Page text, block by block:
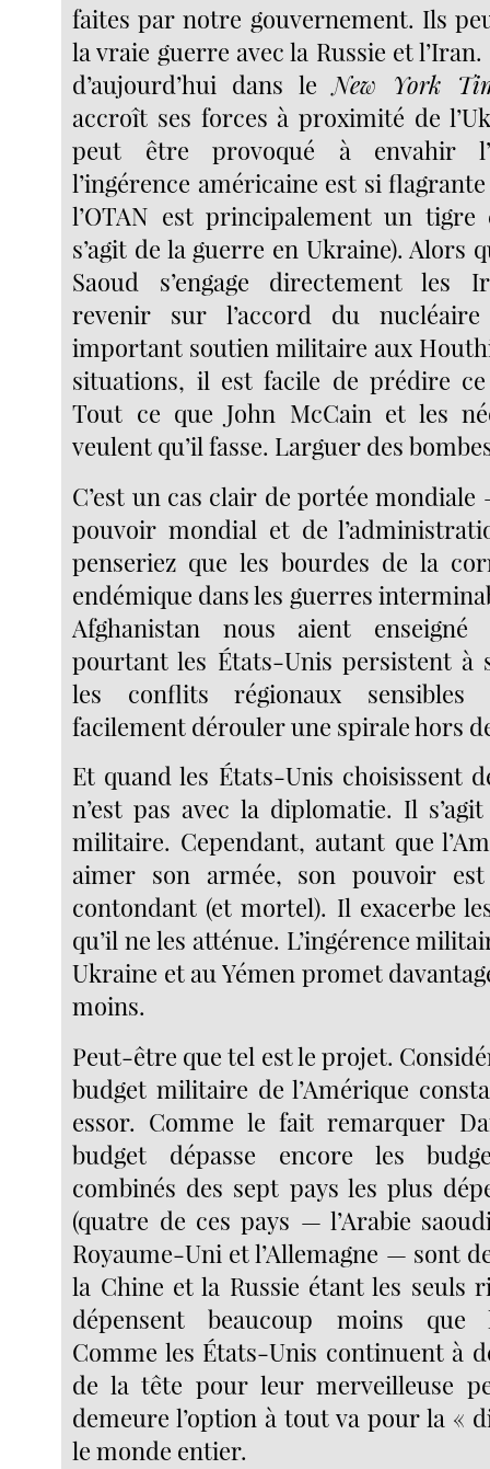
faites par notre gouvernement. Ils
la vraie guerre avec la Russie et
d’aujourd’hui dans leNew York
accroît ses forces à proximité de
peut être provoqué à envahir
l’ingérence américaine est si
l’OTAN est principalement un
s’agit de la guerre en Ukraine). Alors
Saoud s’engage directement les
revenir sur l’accord du
important soutien militaire aux
situations, il est facile de prédire ce
Tout ce que John McCain et les
veulent qu’il fasse. Larguer des
C’est un cas clair de portée
pouvoir mondial et de
penseriez que les bourdes de la
endémique dans les guerres
Afghanistan nous aient enseigné
pourtant les États-Unis persistent à
les conflits régionaux sensibles
facilement dérouler une spirale hors
Et quand les États-Unis choisissent
n’est pas avec la diplomatie. Il
militaire. Cependant, autant que
aimer son armée, son pouvoir
contondant (et mortel). Il exacerbe
qu’il ne les atténue. L’ingérence
Ukraine et au Yémen promet
moins.
Peut-être que tel est le projet.
budget militaire de l’Amérique
essor. Comme le fait remarquer
budget dépasse encore les
combinés des sept pays les plus
(quatre de ces pays — l’Arabie
Royaume-Uni et l’Allemagne — sont
la Chine et la Russie étant les seuls
dépensent beaucoup moins que
Comme les États-Unis continuent à
de la tête pour leur merveilleuse
demeure l’option à tout va pour la «
le monde entier.